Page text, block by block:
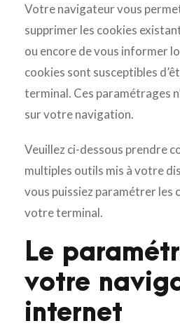
Votre navigateur vous
supprimer les cookies
ou encore de vous informer
cookies sont susceptibles
terminal. Ces paramétrages
sur votre navigation.
Veuillez ci-dessous prendre
multiples outils mis à votre
vous puissiez paramétrer les
votre terminal.
Le
votre
internet